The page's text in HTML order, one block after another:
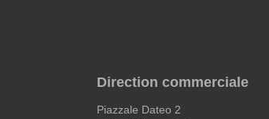
Direction commerciale
Piazzale Dateo 2